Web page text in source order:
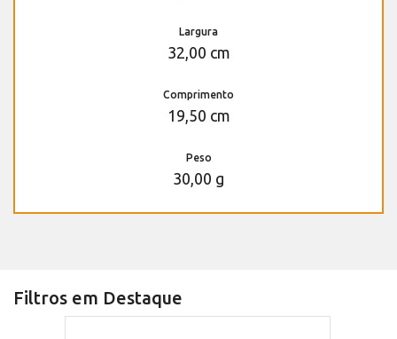
Largura
32,00 cm
Comprimento
19,50 cm
Peso
30,00 g
Filtros em Destaque